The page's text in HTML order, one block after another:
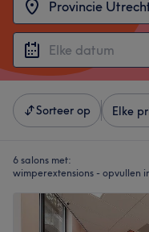
Sorteer op Elke
6 salons met:
wimperextensions - opvullen